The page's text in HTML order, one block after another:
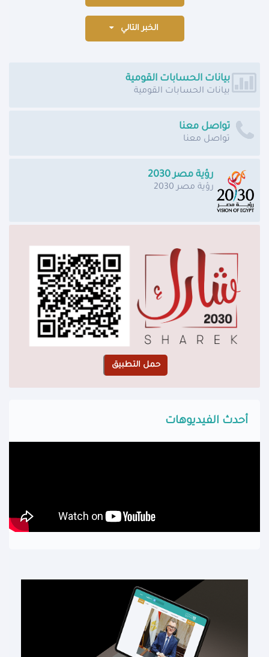
الخبر التالي
بيانات الحسابات القومية
بيانات الحسابات القومية
تواصل معنا
تواصل معنا
رؤية مصر 2030
رؤية مصر 2030
أحدث الفيديوهات